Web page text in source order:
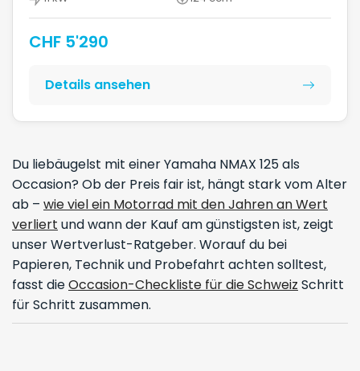
CHF 5'290
Details ansehen
Du liebäugelst mit einer Yamaha NMAX 125 als
Occasion? Ob der Preis fair ist, hängt stark vom Alter
ab – wie viel ein Motorrad mit den Jahren an Wert
verliert und wann der Kauf am günstigsten ist, zeigt
unser Wertverlust-Ratgeber. Worauf du bei
Papieren, Technik und Probefahrt achten solltest,
fasst dieOccasion-Checkliste für die Schweiz Schritt
für Schritt zusammen.